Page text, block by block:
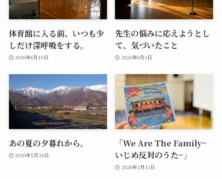
体育館に入る前、いつも少
しだけ深呼吸をする。
2026年6月15日
先生の悩みに応えようとし
て、気づいたこと
2026年6月1日
あの夏の夕暮れから。
2026年5月26日
「We Are The Family~
いじめ反対のうた~」
2026年2月11日